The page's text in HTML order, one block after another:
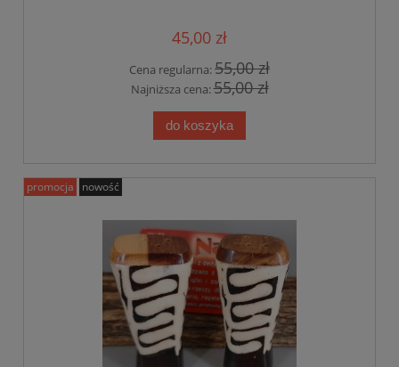
45,00 zł
Cena regularna:55,00 zł
Najniższa cena:55,00 zł
do koszyka
promocja nowość